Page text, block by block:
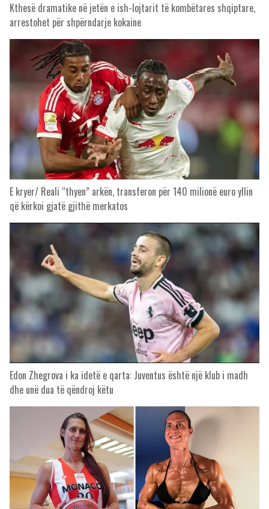
Kthesë dramatike në jetën e ish-lojtarit të kombëtares shqiptare,
arrestohet për shpërndarje kokaine
E kryer/ Reali “thyen” arkën, transferon për 140 milionë euro yllin
që kërkoi gjatë gjithë merkatos
Edon Zhegrova i ka idetë e qarta: Juventus është një klub i madh
dhe unë dua të qëndroj këtu